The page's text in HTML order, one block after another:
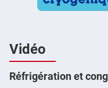
Vidéo
Réfrigération et